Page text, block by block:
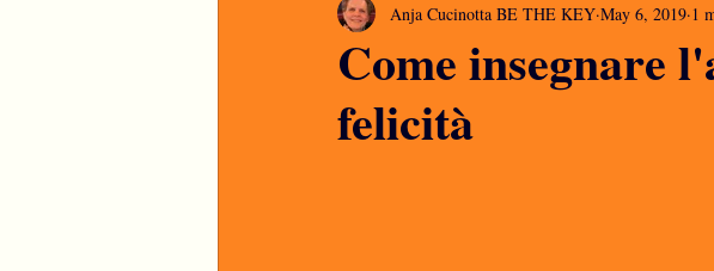
Come insegnare
felicità
Anja Cucinotta BE THE KEY May 6, 2019 1